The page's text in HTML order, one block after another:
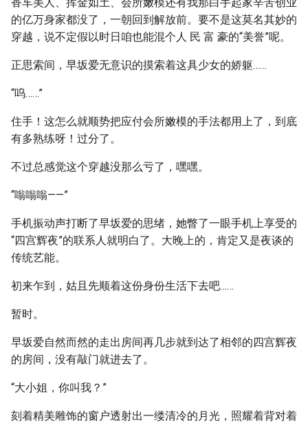
的亿万身家都没了，一朝回到解放前。要不是这莫名其妙的
穿越，说不定假以时日咱也能混个人 民 富 豪的“美誉”呢。
正思索间，早坂爱无意识的摸索着这具少女的娇躯……
“呜……”
住手！这怎么就顺势把应付会所嫩模的手法都用上了，到底
有多熟练呀！过分了。
不过总感觉这个穿越没那么亏了，嘿嘿。
“嗡嗡嗡——”
手机振动声打断了早坂爱的思绪，她瞥了一眼手机上享受的
“四宫辉夜”的联系人就明白了。大晚上的，肯定又是夜谈的
传统艺能。
初来乍到，姑且先顺着这份身份生活下去吧……
暂时。
早坂爱自然而然的走出房间再几步就到达了相邻的四宫辉夜
的房间，没有敲门就进去了。
“大小姐，你叫我？”
刻着精美雕饰的窗户透射出一缕清冷的月光，照耀着背对着